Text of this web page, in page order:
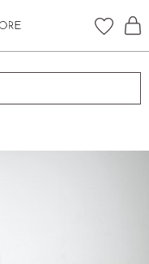
新規会員登録